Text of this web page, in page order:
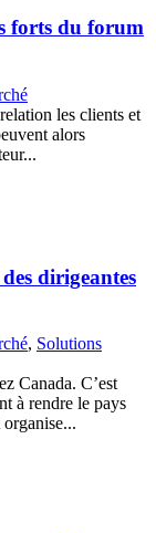
forts du forum
les clients et
alors
dirigeantes
, Solutions
Canada. C’est
à rendre le pays